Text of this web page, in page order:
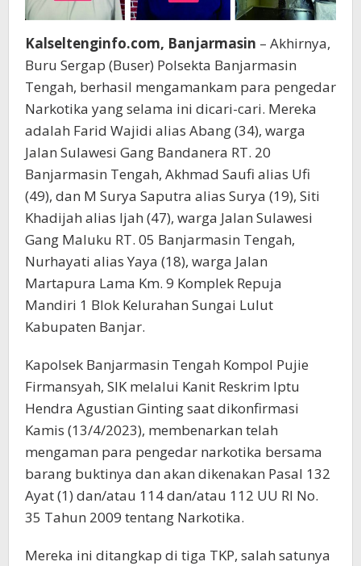
Kalseltenginfo.com, Banjarmasin – Akhirnya,
Buru Sergap (Buser) Polsekta Banjarmasin
Tengah, berhasil mengamankam para pengedar
Narkotika yang selama ini dicari-cari. Mereka
adalah Farid Wajidi alias Abang (34), warga
Jalan Sulawesi Gang Bandanera RT. 20
Banjarmasin Tengah, Akhmad Saufi alias Ufi
(49), dan M Surya Saputra alias Surya (19), Siti
Khadijah alias Ijah (47), warga Jalan Sulawesi
Gang Maluku RT. 05 Banjarmasin Tengah,
Nurhayati alias Yaya (18), warga Jalan
Martapura Lama Km. 9 Komplek Repuja
Mandiri 1 Blok Kelurahan Sungai Lulut
Kabupaten Banjar.
Kapolsek Banjarmasin Tengah Kompol Pujie
Firmansyah, SIK melalui Kanit Reskrim Iptu
Hendra Agustian Ginting saat dikonfirmasi
Kamis (13/4/2023), membenarkan telah
mengaman para pengedar narkotika bersama
barang buktinya dan akan dikenakan Pasal 132
Ayat (1) dan/atau 114 dan/atau 112 UU RI No.
35 Tahun 2009 tentang Narkotika.
Mereka ini ditangkap di tiga TKP, salah satunya